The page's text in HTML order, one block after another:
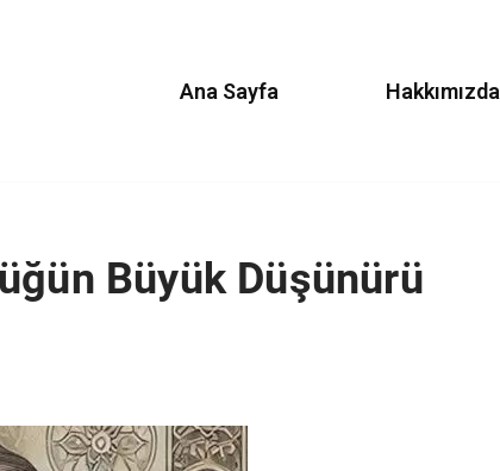
Ana Sayfa Hakkımızda
Büyük Düşünürü